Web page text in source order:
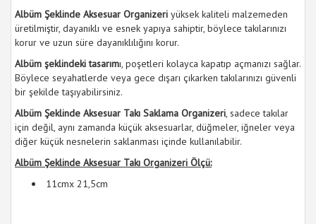
Albüm Şeklinde Aksesuar Organizeri yüksek kaliteli malzemeden
üretilmiştir, dayanıklı ve esnek yapıya sahiptir, böylece takılarınızı
korur ve uzun süre dayanıklılığını korur.
Albüm şeklindeki tasarımı, poşetleri kolayca kapatıp açmanızı sağlar.
Böylece seyahatlerde veya gece dışarı çıkarken takılarınızı güvenli
bir şekilde taşıyabilirsiniz.
Albüm Şeklinde Aksesuar Takı Saklama Organizeri , sadece takılar
için değil, aynı zamanda küçük aksesuarlar, düğmeler, iğneler veya
diğer küçük nesnelerin saklanması içinde kullanılabilir.
Albüm Şeklinde Aksesuar Takı Organizeri Ölçü:
11cmx 21,5cm